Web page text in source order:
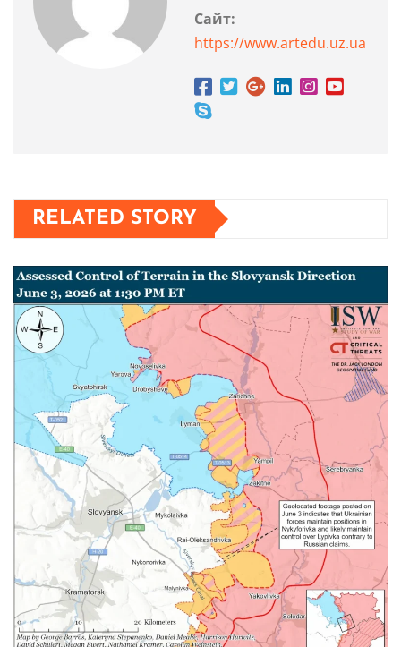
Сайт:
https://www.artedu.uz.ua
RELATED STORY